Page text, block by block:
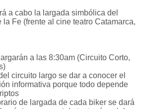
a cabo la largada simbólica del
Fe (frente al cine teatro Catamarca,
a las 8:30am (Circuito Corto,
circuito largo se dar a conocer el
informativa porque todo depende
de largada de cada biker se dará